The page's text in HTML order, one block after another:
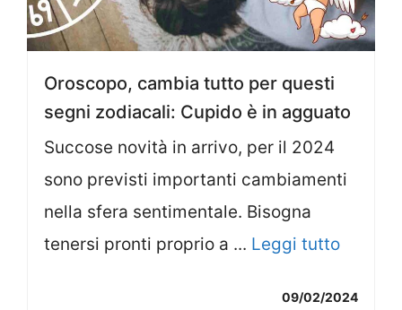
Oroscopo, cambia tutto per questi
segni zodiacali: Cupido è in agguato
Succose novità in arrivo, per il 2024
sono previsti importanti cambiamenti
nella sfera sentimentale. Bisogna
tenersi pronti proprio a ... Leggi tutto
09/02/2024